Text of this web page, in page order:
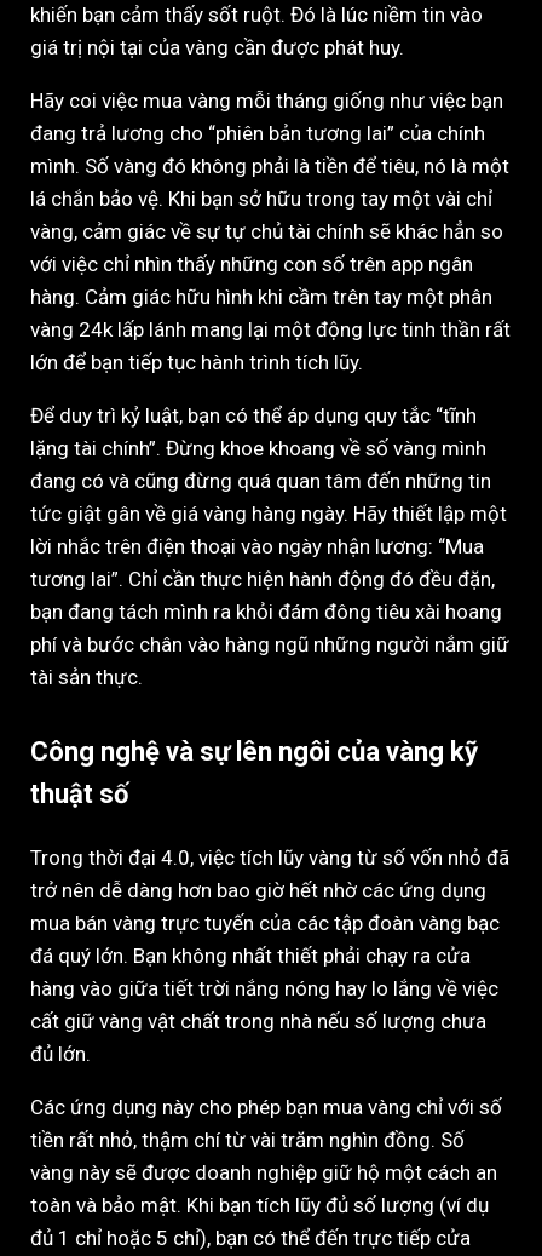
khiến bạn cảm thấy sốt ruột. Đó là lúc niềm tin vào
giá trị nội tại của vàng cần được phát huy.
Hãy coi việc mua vàng mỗi tháng giống như việc bạn
đang trả lương cho “phiên bản tương lai” của chính
mình. Số vàng đó không phải là tiền để tiêu, nó là một
lá chắn bảo vệ. Khi bạn sở hữu trong tay một vài chỉ
vàng, cảm giác về sự tự chủ tài chính sẽ khác hẳn so
với việc chỉ nhìn thấy những con số trên app ngân
hàng. Cảm giác hữu hình khi cầm trên tay một phân
vàng 24k lấp lánh mang lại một động lực tinh thần rất
lớn để bạn tiếp tục hành trình tích lũy.
Để duy trì kỷ luật, bạn có thể áp dụng quy tắc “tĩnh
lặng tài chính”. Đừng khoe khoang về số vàng mình
đang có và cũng đừng quá quan tâm đến những tin
tức giật gân về giá vàng hàng ngày. Hãy thiết lập một
lời nhắc trên điện thoại vào ngày nhận lương: “Mua
tương lai”. Chỉ cần thực hiện hành động đó đều đặn,
bạn đang tách mình ra khỏi đám đông tiêu xài hoang
phí và bước chân vào hàng ngũ những người nắm giữ
tài sản thực.
Công nghệ và sự lên ngôi của vàng kỹ
thuật số
Trong thời đại 4.0, việc tích lũy vàng từ số vốn nhỏ đã
trở nên dễ dàng hơn bao giờ hết nhờ các ứng dụng
mua bán vàng trực tuyến của các tập đoàn vàng bạc
đá quý lớn. Bạn không nhất thiết phải chạy ra cửa
hàng vào giữa tiết trời nắng nóng hay lo lắng về việc
cất giữ vàng vật chất trong nhà nếu số lượng chưa
đủ lớn.
Các ứng dụng này cho phép bạn mua vàng chỉ với số
tiền rất nhỏ, thậm chí từ vài trăm nghìn đồng. Số
vàng này sẽ được doanh nghiệp giữ hộ một cách an
toàn và bảo mật. Khi bạn tích lũy đủ số lượng (ví dụ
đủ 1 chỉ hoặc 5 chỉ), bạn có thể đến trực tiếp cửa